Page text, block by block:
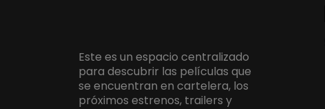
Este es un espacio centralizado
para descubrir las películas que
se encuentran en cartelera, los
próximos estrenos, trailers y